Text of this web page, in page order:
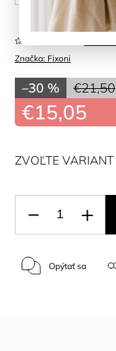
Značka: Fixoni
€21,50
–30 %
€15,05
ZVOĽTE VARIANT
Opýtať sa